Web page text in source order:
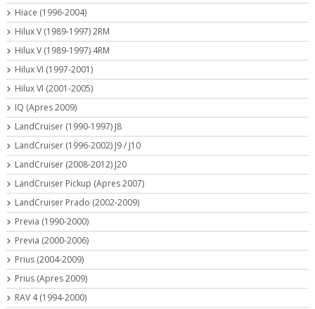
Hiace (1996-2004)
Hilux V (1989-1997) 2RM
Hilux V (1989-1997) 4RM
Hilux VI (1997-2001)
Hilux VI (2001-2005)
IQ (Apres 2009)
LandCruiser (1990-1997) J8
LandCruiser (1996-2002) J9 / J10
LandCruiser (2008-2012) J20
LandCruiser Pickup (Apres 2007)
LandCruiser Prado (2002-2009)
Previa (1990-2000)
Previa (2000-2006)
Prius (2004-2009)
Prius (Apres 2009)
RAV 4 (1994-2000)